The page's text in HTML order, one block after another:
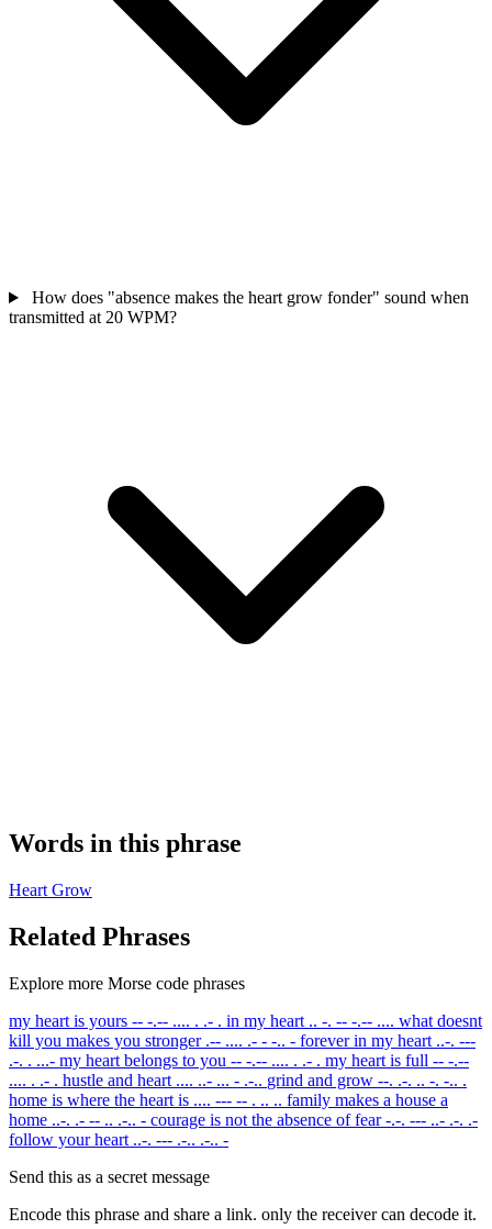
How does "absence makes the heart grow fonder" sound when
transmitted at 20 WPM?
Words in this phrase
Heart Grow
Related Phrases
Explore more Morse code phrases
my heart is yours -- -.-- .... . .- . in my heart .. -. -- -.-- .... what doesnt
kill you makes you stronger .-- .... .- - -.. - forever in my heart ..-. ---
.-. . ...- my heart belongs to you -- -.-- .... . .- . my heart is full -- -.--
.... . .- . hustle and heart .... ..- ... - .-.. grind and grow --. .-. .. -. -.. .
home is where the heart is .... --- -- . .. .. family makes a house a
home ..-. .- -- .. .-.. - courage is not the absence of fear -.-. --- ..- .-. .-
follow your heart ..-. --- .-.. .-.. -
Send this as a secret message
Encode this phrase and share a link. only the receiver can decode it.